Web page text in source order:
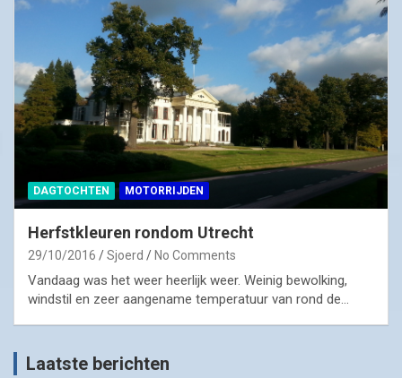
DAGTOCHTEN MOTORRIJDEN
Herfstkleuren rondom Utrecht
29/10/2016 Sjoerd No Comments
Vandaag was het weer heerlijk weer. Weinig bewolking,
windstil en zeer aangename temperatuur van rond de…
Laatste berichten